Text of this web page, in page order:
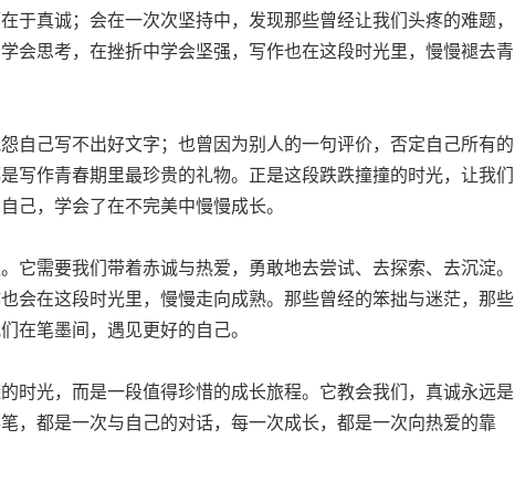
于真诚；会在一次次坚持中，发现那些曾经让我们头疼的难题，
会思考，在挫折中学会坚强，写作也在这段时光里，慢慢褪去青
己写不出好文字；也曾因为别人的一句评价，否定自己所有的
写作青春期里最珍贵的礼物。正是这段跌跌撞撞的时光，让我们
己，学会了在不完美中慢慢成长。
需要我们带着赤诚与热爱，勇敢地去尝试、去探索、去沉淀。
会在这段时光里，慢慢走向成熟。那些曾经的笨拙与迷茫，那些
在笔墨间，遇见更好的自己。
光，而是一段值得珍惜的成长旅程。它教会我们，真诚永远是
，都是一次与自己的对话，每一次成长，都是一次向热爱的靠